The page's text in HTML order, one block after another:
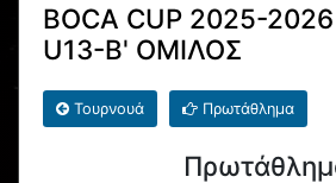
BOCA CUP 2025-
U13-Β' ΟΜΙΛΟΣ
Τουρνουά Πρωτάθλημα